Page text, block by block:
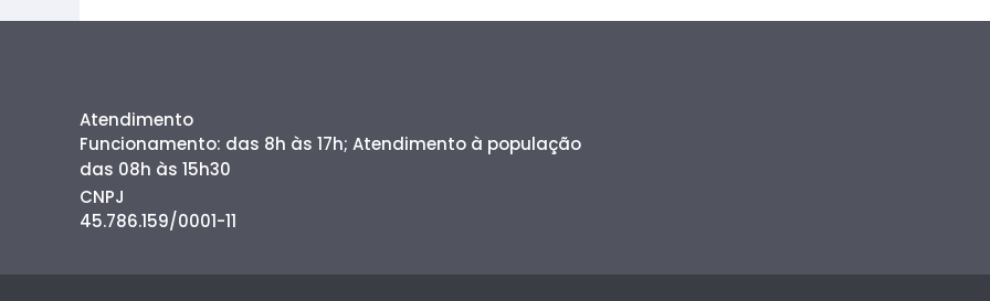
Atendimento
Funcionamento: das 8h às 17h; Atendimento à população
das 08h às 15h30
CNPJ
45.786.159/0001-11